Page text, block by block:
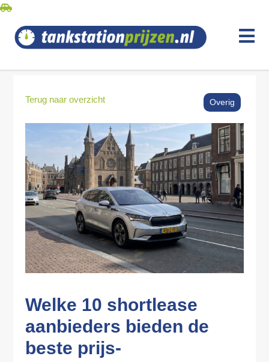
Terug naar overzicht Overig
Welke 10 shortlease
aanbieders bieden de
beste prijs-